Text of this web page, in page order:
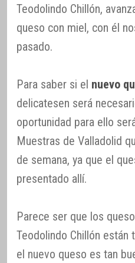
Teodolindo Chillón,
queso con miel, con él
pasado.
Para saber si el nuevo
delicatesen será
oportunidad para ello
Muestras de Valladolid
de semana, ya que el
presentado allí.
Parece ser que los
Teodolindo Chillón están
el nuevo queso es tan